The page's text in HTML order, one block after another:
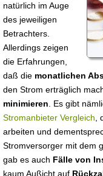
natürlich im Auge
des jeweiligen
Betrachters.
Allerdings zeigen
die Erfahrungen,
daß die monatlichen
den Strom erträglich
minimieren . Es gibt
Stromanbieter Vergleich ,
arbeiten und
Stromversorger mit dem
gab es auch Fälle von
kaum Außicht auf